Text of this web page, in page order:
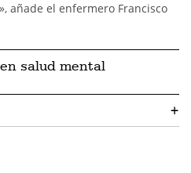
añade el enfermero Francisco
salud mental
+